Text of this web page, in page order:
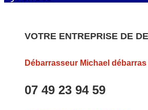
VOTRE ENTREPRISE DE
Débarrasseur Michael débarras
07 49 23 94 59